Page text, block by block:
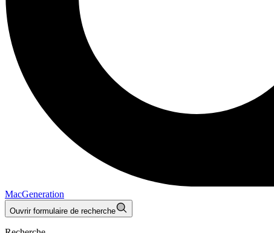
MacGeneration
Ouvrir formulaire de recherche